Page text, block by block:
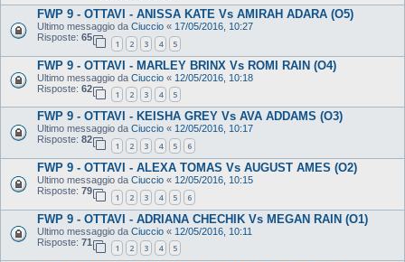
FWP 9 - OTTAVI - ANISSA KATE Vs AMIRAH ADARA (O5)
Ultimo messaggio da Ciuccio « 17/05/2016, 10:27
Risposte: 65
1 2 3 4 5
FWP 9 - OTTAVI - MARLEY BRINX Vs ROMI RAIN (O4)
Ultimo messaggio da Ciuccio « 12/05/2016, 10:18
Risposte: 62
1 2 3 4 5
FWP 9 - OTTAVI - KEISHA GREY Vs AVA ADDAMS (O3)
Ultimo messaggio da Ciuccio « 12/05/2016, 10:17
Risposte: 82
1 2 3 4 5 6
FWP 9 - OTTAVI - ALEXA TOMAS Vs AUGUST AMES (O2)
Ultimo messaggio da Ciuccio « 12/05/2016, 10:15
Risposte: 79
1 2 3 4 5 6
FWP 9 - OTTAVI - ADRIANA CHECHIK Vs MEGAN RAIN (O1)
Ultimo messaggio da Ciuccio « 12/05/2016, 10:11
Risposte: 71
1 2 3 4 5